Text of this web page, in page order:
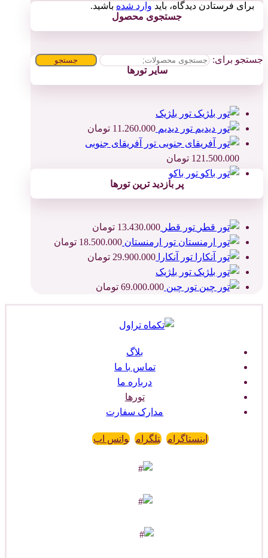
برای فرستادن دیدگاه، باید وارد شده باشید.
جستجوی محصول
جستجو برای: جستجو
سایر تورها
تور بلژیک
تور دیدیم 11.260.000 تومان
تور آفریقای جنوبی
121.500.000 تومان
تور باکو
پر بازدید ترین تورها
تور قطر 13.430.000 تومان
تور ارمنستان 18.500.000 تومان
تور آنکارا
29.900.000 تومان
تور بلژیک
تور چین 69.000.000 تومان
بلاگ
تماس با ما
درباره ما
تورها
مدارک سفارت
اینستاگرام تلگرام واتس اپ